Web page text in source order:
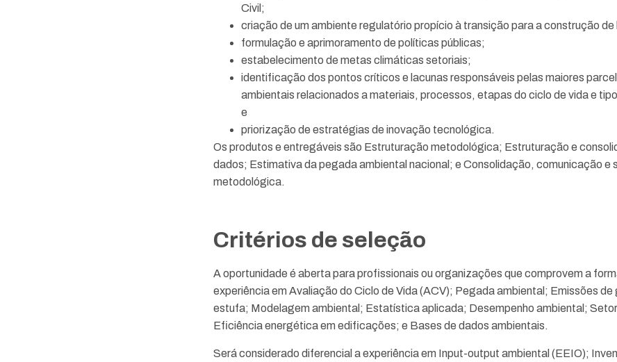
Civil;
criação de um ambiente regulatório propício à transição para a construção
formulação e aprimoramento de políticas públicas;
estabelecimento de metas climáticas setoriais;
identificação dos pontos críticos e lacunas responsáveis pelas maiores
ambientais relacionados a materiais, processos, etapas do ciclo de vida e
e
priorização de estratégias de inovação tecnológica.
Os produtos e entregáveis são Estruturação metodológica; Estruturação e
dados; Estimativa da pegada ambiental nacional; e Consolidação, comunicação e
metodológica.
Critérios de seleção
A oportunidade é aberta para profissionais ou organizações que comprovem a
experiência em Avaliação do Ciclo de Vida (ACV); Pegada ambiental; Emissões
estufa; Modelagem ambiental; Estatística aplicada; Desempenho ambiental;
Eficiência energética em edificações; e Bases de dados ambientais.
Será considerado diferencial a experiência em Input-output ambiental (EEIO);